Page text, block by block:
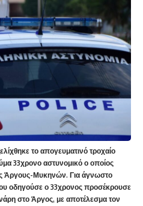
το απογευματινό τροχαίο
33χρονο αστυνομικό ο οποίος
Άργους-Μυκηνών. Για άγνωστο
οδηγούσε ο 33χρονος προσέκρουσε
στο Άργος, με αποτέλεσμα τον